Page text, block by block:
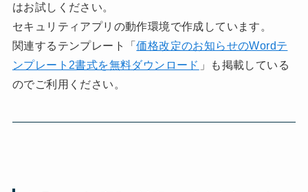
はお試しください。
セキュリティアプリの動作環境で作成しています。
関連するテンプレート「価格改定のお知らせのWordテ
ンプレート2書式を無料ダウンロード 」も掲載している
のでご利用ください。